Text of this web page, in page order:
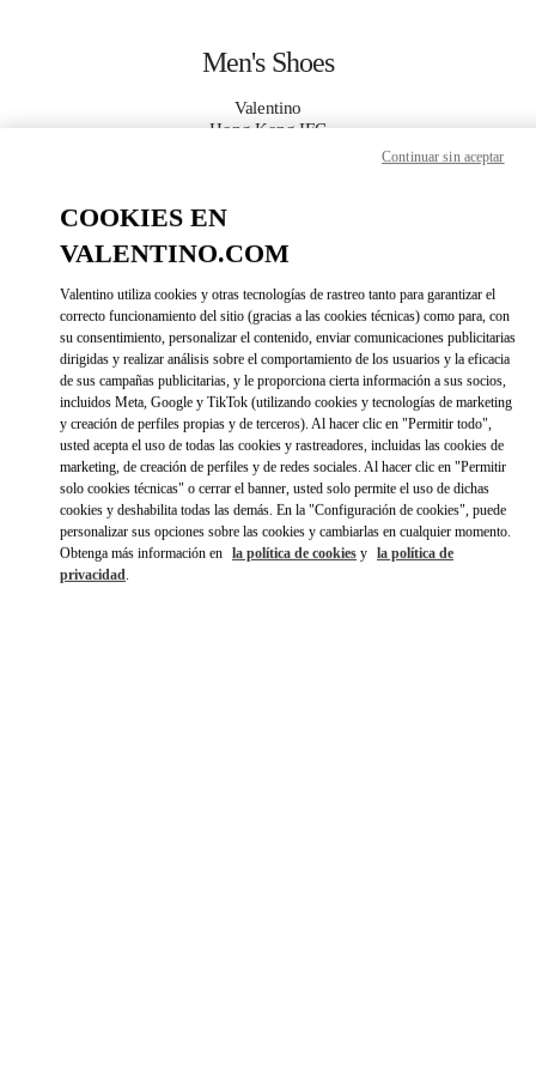
Men's Shoes
Valentino
Hong Kong IFC
MORE DETAILS
DIRECCIONESLINK OPENS IN
Link Opens in New Tab
COOKIES EN
VALENTINO.COM
Valentino utiliza cookies y otras tecnologías de rastreo tanto para garantizar el
correcto funcionamiento del sitio (gracias a las cookies técnicas) como para, con
su consentimiento, personalizar el contenido, enviar comunicaciones publicitarias
dirigidas y realizar análisis sobre el comportamiento de los usuarios y la eficacia
de sus campañas publicitarias, y le proporciona cierta información a sus socios,
incluidos Meta, Google y TikTok (utilizando cookies y tecnologías de marketing
y creación de perfiles propias y de terceros). Al hacer clic en "Permitir todo",
usted acepta el uso de todas las cookies y rastreadores, incluidas las cookies de
marketing, de creación de perfiles y de redes sociales. Al hacer clic en "Permitir
solo cookies técnicas" o cerrar el banner, usted solo permite el uso de dichas
cookies y deshabilita todas las demás. En la "Configuración de cookies", puede
personalizar sus opciones sobre las cookies y cambiarlas en cualquier momento.
Obtenga más información en la política de cookies y la política de
privacidad.
Continuar sin aceptar